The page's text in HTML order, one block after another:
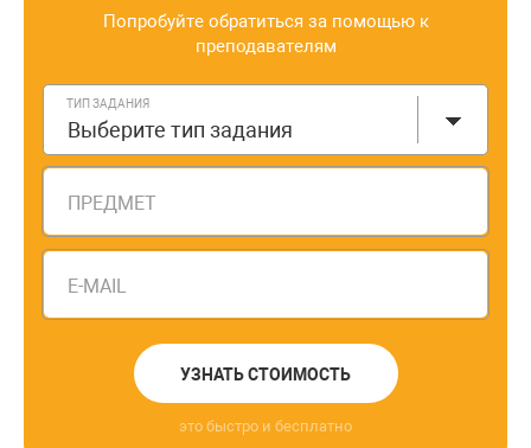
Попробуйте обратиться за помощью к
преподавателям
ТИП ЗАДАНИЯ
Выберите тип задания
ПРЕДМЕТ
E-MAIL
УЗНАТЬ СТОИМОСТЬ
это быстро и бесплатно